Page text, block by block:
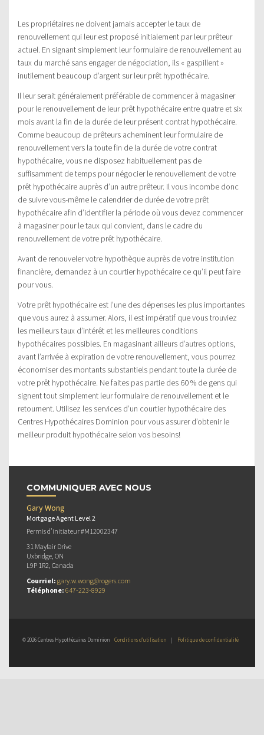
Les propriétaires ne doivent jamais accepter le taux de
renouvellement qui leur est proposé initialement par leur prêteur
actuel. En signant simplement leur formulaire de renouvellement au
taux du marché sans engager de négociation, ils « gaspillent »
inutilement beaucoup d’argent sur leur prêt hypothécaire.
Il leur serait généralement préférable de commencer à magasiner
pour le renouvellement de leur prêt hypothécaire entre quatre et six
mois avant la fin de la durée de leur présent contrat hypothécaire.
Comme beaucoup de prêteurs acheminent leur formulaire de
renouvellement vers la toute fin de la durée de votre contrat
hypothécaire, vous ne disposez habituellement pas de
suffisamment de temps pour négocier le renouvellement de votre
prêt hypothécaire auprès d’un autre prêteur. Il vous incombe donc
de suivre vous-même le calendrier de durée de votre prêt
hypothécaire afin d’identifier la période où vous devez commencer
à magasiner pour le taux qui convient, dans le cadre du
renouvellement de votre prêt hypothécaire.
Avant de renouveler votre hypothèque auprès de votre institution
financière, demandez à un courtier hypothécaire ce qu’il peut faire
pour vous.
Votre prêt hypothécaire est l’une des dépenses les plus importantes
que vous aurez à assumer. Alors, il est impératif que vous trouviez
les meilleurs taux d’intérêt et les meilleures conditions
hypothécaires possibles. En magasinant ailleurs d’autres options,
avant l’arrivée à expiration de votre renouvellement, vous pourrez
économiser des montants substantiels pendant toute la durée de
votre prêt hypothécaire. Ne faites pas partie des 60 % de gens qui
signent tout simplement leur formulaire de renouvellement et le
retournent. Utilisez les services d’un courtier hypothécaire des
Centres Hypothécaires Dominion pour vous assurer d’obtenir le
meilleur produit hypothécaire selon vos besoins!
COMMUNIQUER AVEC NOUS
Gary Wong
Mortgage Agent Level 2
Permis d’initiateur #M12002347
31 Mayfair Drive
Uxbridge, ON
L9P 1R2, Canada
Courriel: gary.w.wong@rogers.com
Téléphone: 647-223-8929
© 2026 Centres Hypothécaires Dominion Conditions d’utilisation | Politique de confidentialité